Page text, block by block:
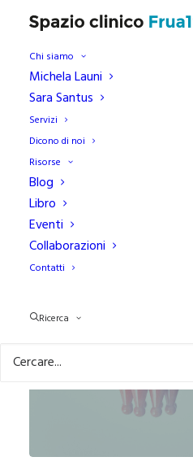
Chi siamo
Michela Launi
Sara Santus
Servizi
Dicono di noi
Risorse
Blog
Libro
Eventi
Collaborazioni
Contatti
Ricerca
Depressione